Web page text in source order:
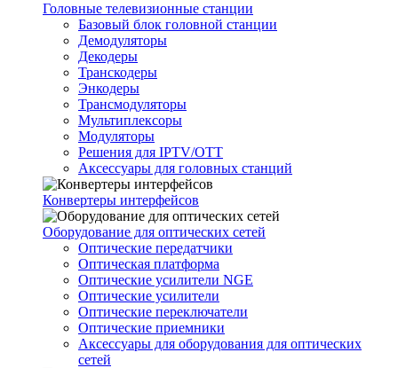
Головные телевизионные станции
Базовый блок головной станции
Демодуляторы
Декодеры
Транскодеры
Энкодеры
Трансмодуляторы
Мультиплексоры
Модуляторы
Решения для IPTV/OTT
Аксессуары для головных станций
Конвертеры интерфейсов
Оборудование для оптических сетей
Оптические передатчики
Оптическая платформа
Оптические усилители NGE
Оптические усилители
Оптические переключатели
Оптические приемники
Аксессуары для оборудования для оптических
сетей